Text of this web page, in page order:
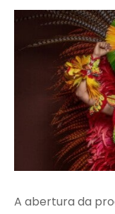
A abertura da